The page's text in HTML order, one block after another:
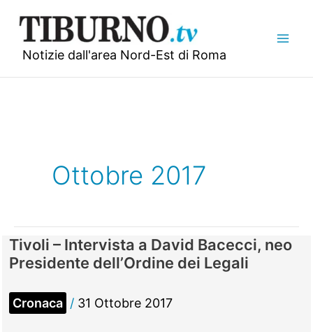
contenuto
Notizie dall'area Nord-Est di Roma
Ottobre 2017
Tivoli – Intervista a David Bacecci, neo
Presidente dell’Ordine dei Legali
Cronaca / 31 Ottobre 2017